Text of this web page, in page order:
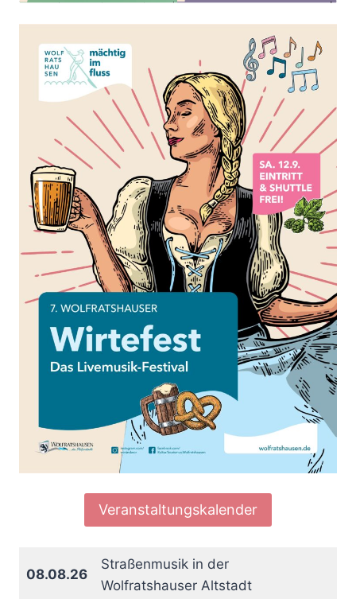
Veranstaltungskalender
08.08.26
Straßenmusik in der
Wolfratshauser Altstadt